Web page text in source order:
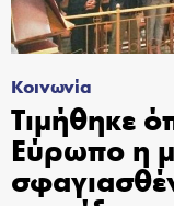
Κοινωνία
Τιμήθηκε
Εύρωπο η